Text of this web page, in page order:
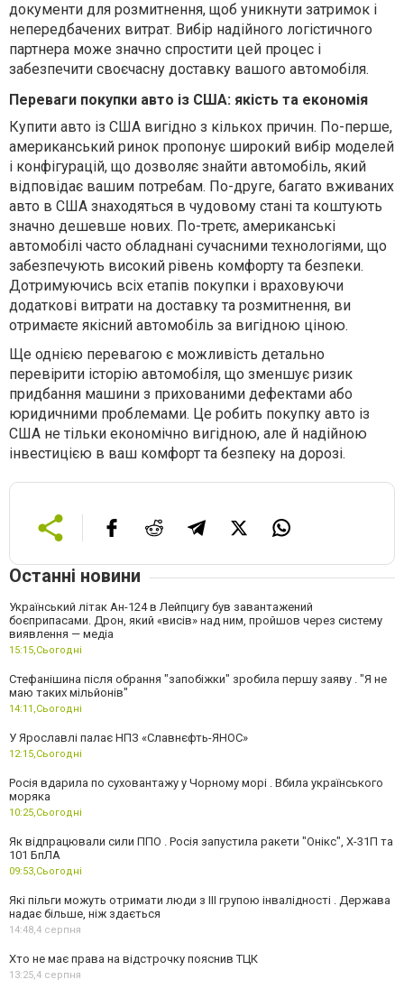
документи для розмитнення, щоб уникнути затримок і
непередбачених витрат. Вибір надійного логістичного
партнера може значно спростити цей процес і
забезпечити своєчасну доставку вашого автомобіля.
Переваги покупки авто із США: якість та економія
Купити авто із США вигідно з кількох причин. По-перше,
американський ринок пропонує широкий вибір моделей
і конфігурацій, що дозволяє знайти автомобіль, який
відповідає вашим потребам. По-друге, багато вживаних
авто в США знаходяться в чудовому стані та коштують
значно дешевше нових. По-третє, американські
автомобілі часто обладнані сучасними технологіями, що
забезпечують високий рівень комфорту та безпеки.
Дотримуючись всіх етапів покупки і враховуючи
додаткові витрати на доставку та розмитнення, ви
отримаєте якісний автомобіль за вигідною ціною.
Ще однією перевагою є можливість детально
перевірити історію автомобіля, що зменшує ризик
придбання машини з прихованими дефектами або
юридичними проблемами. Це робить покупку авто із
США не тільки економічно вигідною, але й надійною
інвестицією в ваш комфорт та безпеку на дорозі.
Останні новини
Український літак Ан-124 в Лейпцигу був завантажений
боєприпасами. Дрон, який «висів» над ним, пройшов через систему
виявлення — медіа
15:15,Сьогодні
Стефанішина після обрання "запобіжки" зробила першу заяву . "Я не
маю таких мільйонів"
14:11,Сьогодні
У Ярославлі палає НПЗ «Славнєфть-ЯНОС»
12:15,Сьогодні
Росія вдарила по суховантажу у Чорному морі . Вбила українського
моряка
10:25,Сьогодні
Як відпрацювали сили ППО . Росія запустила ракети "Онікс", Х-31П та
101 БпЛА
09:53,Сьогодні
Які пільги можуть отримати люди з III групою інвалідності . Держава
надає більше, ніж здається
14:48,4 серпня
Хто не має права на відстрочку пояснив ТЦК
13:25,4 серпня